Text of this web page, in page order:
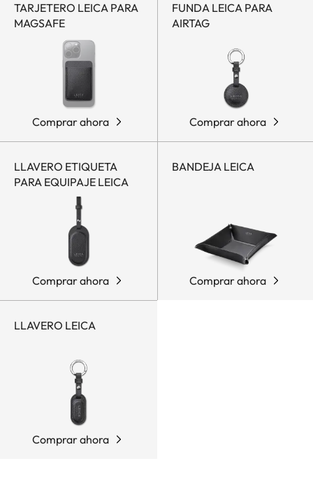
TARJETERO LEICA PARA
MAGSAFE
Comprar ahora
FUNDA LEICA PARA
AIRTAG
Comprar ahora
LLAVERO ETIQUETA
PARA EQUIPAJE LEICA
Comprar ahora
BANDEJA LEICA
Comprar ahora
LLAVERO LEICA
Comprar ahora